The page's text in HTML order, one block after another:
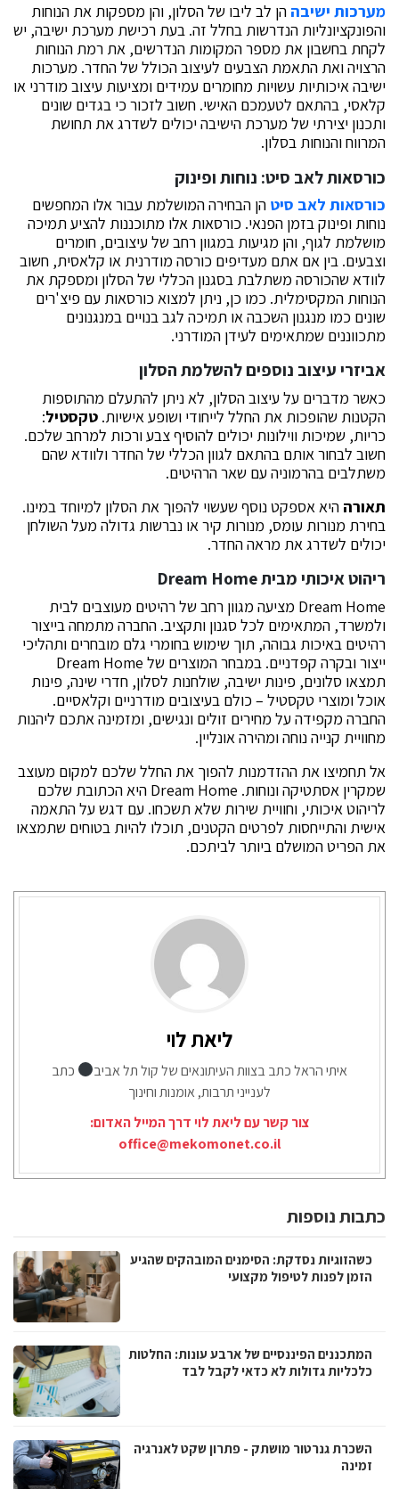
מערכות ישיבה הן לב ליבו של הסלון, והן מספקות את הנוחות
והפונקציונליות הנדרשות בחלל זה. בעת רכישת מערכת ישיבה, יש
לקחת בחשבון את מספר המקומות הנדרשים, את רמת הנוחות
הרצויה ואת התאמת הצבעים לעיצוב הכולל של החדר. מערכות
ישיבה איכותיות עשויות מחומרים עמידים ומציעות עיצוב מודרני או
קלאסי, בהתאם לטעמכם האישי. חשוב לזכור כי בגדים שונים
ותכנון יצירתי של מערכת הישיבה יכולים לשדרג את תחושת
המרווח והנוחות בסלון.
כורסאות לאב סיט: נוחות ופינוק
כורסאות לאב סיט הן הבחירה המושלמת עבור אלו המחפשים
נוחות ופינוק בזמן הפנאי. כורסאות אלו מתוכננות להציע תמיכה
מושלמת לגוף, והן מגיעות במגוון רחב של עיצובים, חומרים
וצבעים. בין אם אתם מעדיפים כורסה מודרנית או קלאסית, חשוב
לוודא שהכורסה משתלבת בסגנון הכללי של הסלון ומספקת את
הנוחות המקסימלית. כמו כן, ניתן למצוא כורסאות עם פיצ'רים
שונים כמו מנגנון השכבה או תמיכה לגב בנויים במנגנונים
מתכווננים שמתאימים לעידן המודרני.
אביזרי עיצוב נוספים להשלמת הסלון
כאשר מדברים על עיצוב הסלון, לא ניתן להתעלם מהתוספות
הקטנות שהופכות את החלל לייחודי ושופע אישיות. טקסטיל:
כריות, שמיכות ווילונות יכולים להוסיף צבע ורכות למרחב שלכם.
חשוב לבחור אותם בהתאם לגוון הכללי של החדר ולוודא שהם
משתלבים בהרמוניה עם שאר הרהיטים.
תאורה היא אספקט נוסף שעשוי להפוך את הסלון למיוחד במינו.
בחירת מנורות עומס, מנורות קיר או נברשות גדולה מעל השולחן
יכולים לשדרג את מראה החדר.
ריהוט איכותי מבית Dream Home
Dream Home מציעה מגוון רחב של רהיטים מעוצבים לבית
ולמשרד, המתאימים לכל סגנון ותקציב. החברה מתמחה בייצור
רהיטים באיכות גבוהה, תוך שימוש בחומרי גלם מובחרים ותהליכי
ייצור ובקרה קפדניים. במבחר המוצרים של Dream Home
תמצאו סלונים, פינות ישיבה, שולחנות לסלון, חדרי שינה, פינות
אוכל ומוצרי טקסטיל – כולם בעיצובים מודרניים וקלאסיים.
החברה מקפידה על מחירים זולים ונגישים, ומזמינה אתכם ליהנות
מחוויית קנייה נוחה ומהירה אונליין.
אל תחמיצו את ההזדמנות להפוך את החלל שלכם למקום מעוצב
שמקרין אסתטיקה ונוחות. Dream Home היא הכתובת שלכם
לריהוט איכותי, וחוויית שירות שלא תשכחו. עם דגש על התאמה
אישית והתייחסות לפרטים הקטנים, תוכלו להיות בטוחים שתמצאו
את הפריט המושלם ביותר לביתכם.
ליאת לוי
איתי הראל כתב בצוות העיתונאים של קול תל אביב
כתב
לענייני תרבות, אומנות וחינוך
צור קשר עם ליאת לוי דרך המייל האדום:
office@mekomonet.co.il
כתבות נוספות
כשהזוגיות נסדקת: הסימנים המובהקים שהגיע
הזמן לפנות לטיפול מקצועי
המתכננים הפיננסיים של ארבע עונות: החלטות
כלכליות גדולות לא כדאי לקבל לבד
השכרת גנרטור מושתק - פתרון שקט לאנרגיה
זמינה